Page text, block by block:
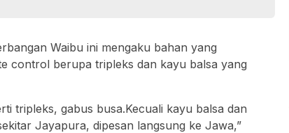
Waibu ini mengaku bahan yang
control berupa tripleks dan kayu balsa yang
tripleks, gabus busa.Kecuali kayu balsa dan
Jayapura, dipesan langsung ke Jawa,”